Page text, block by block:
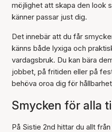
möjlighet att skapa den look
känner passar just dig.
Det innebär att du får
känns både lyxiga och
vardagsbruk. Du kan bära
jobbet, på fritiden eller på
behöva oroa dig för
Smycken för alla
På Sistie 2nd hittar du allt